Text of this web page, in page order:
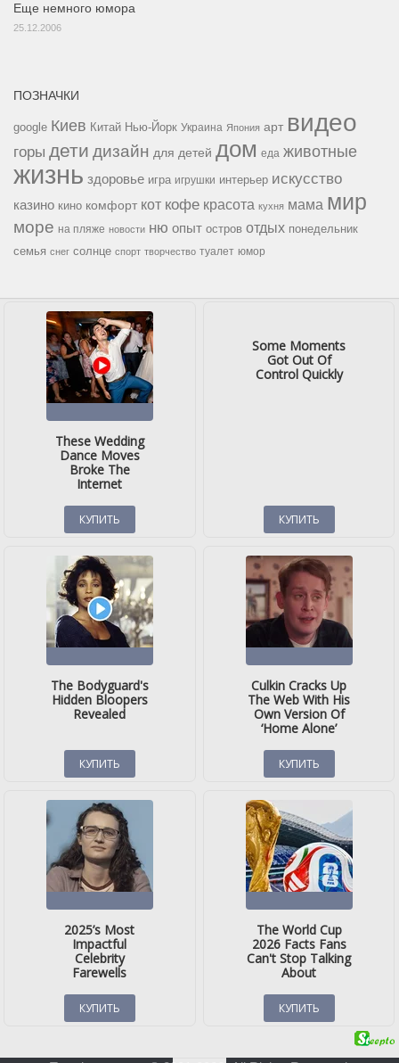
Еще немного юмора
25.12.2006
ПОЗНАЧКИ
google Киев Китай Нью-Йорк Украина Япония арт видео
горы дети дизайн для детей дом еда животные
жизнь здоровье игра игрушки интерьер искусство
казино кино комфорт кот кофе красота кухня мама мир
море на пляже новости ню опыт остров отдых понедельник
семья снег солнце спорт творчество туалет юмор